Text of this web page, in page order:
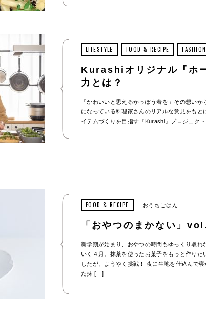
LIFESTYLE FOOD & RECIPE FASHION
Kurashiオリジナル『ホ
力とは？
「かわいいと思えるかっぽう着を」その想い
になっている料理家さんのリアルな意見をもと
イテムづくりを目指す『Kurashi』プロジェク
FOOD & RECIPE おうちごはん
「おやつのまかない」
新学期が始まり、おやつの時間もゆっくり取れ
いく４月。抹茶を使ったお菓子をもっと作りた
したが、ようやく挑戦！ 夜に生地を仕込んで
た抹 […]